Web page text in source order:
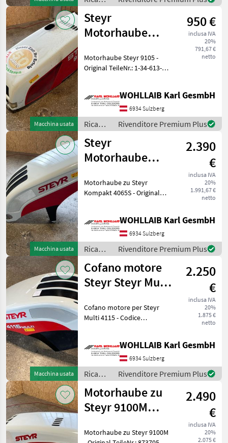
per
macchine
agricole
/ Steyr
Macchina usata
Steyr
Motorhaube
470)
950 €
inclusa IVA
20%
791,67 €
netto
Motorhaube Steyr 9105 -
Original TeileNr.: 1-34-613-
Brandschaden, siehe Bilder,
Lack ist dies hingehend Be
WOHLLAIB Karl GesmbH
6934 Sulzberg
Ricambi
per
macchine
agricole
/ Steyr
Rivenditore Premium Plus
Macchina usata
Steyr
Motorhaube
(84340106)
2.390
€
inclusa IVA
20%
1.991,67 €
netto
Motorhaube zu Steyr
Kompakt 4065S - Original
BJ: 2011-2017 - Haube leicht
verzogen, Optisch in einem
WOHLLAIB Karl GesmbH
6934 Sulzberg
Ricambi
per
macchine
agricole
/ Steyr
Rivenditore Premium Plus
Macchina usata
Cofano motore
Steyr Steyr Multi
2.250
€
inclusa IVA
20%
1.875 €
netto
Cofano motore per Steyr
Multi 4115 - Codice
Il cofano è stato riparato e
completamente
ristrutturato
WOHLLAIB Karl GesmbH
6934 Sulzberg
Ricambi
per
macchine
agricole
/ Steyr
Rivenditore Premium Plus
Motorhaube zu
Steyr 9100M
2.490
€
inclusa IVA
20%
2.075 €
Motorhaube zu Steyr 9100M